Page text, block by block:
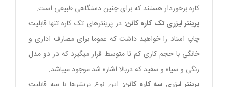
کاره برخوردار هستند که برای چنین دستگاهی طبیعی است.
پرینتر لیزری تک کاره کانن: در پرینترهای تک کاره تنها قابلیت
چاپ اسناد را خواهید داشت که عموما برای مصارف اداری و
خانگی با حجم کاری کم تا متوسط قرار میگیرد که در دو مدل
رنگی و سیاه و سفید که دربالا اشاره شد موجود میباشد.